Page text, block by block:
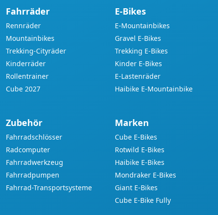
Fahrräder
Rennräder
Mountainbikes
Trekking-Cityräder
Kinderräder
Rollentrainer
Cube 2027
E-Bikes
E-Mountainbikes
Gravel E-Bikes
Trekking E-Bikes
Kinder E-Bikes
E-Lastenräder
Haibike E-Mountainbike
Zubehör
Fahrradschlösser
Radcomputer
Fahrradwerkzeug
Fahrradpumpen
Fahrrad-Transportsysteme
Marken
Cube E-Bikes
Rotwild E-Bikes
Haibike E-Bikes
Mondraker E-Bikes
Giant E-Bikes
Cube E-Bike Fully